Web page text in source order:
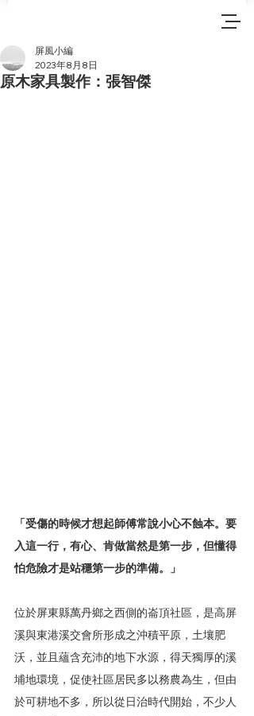
原木家具製作：張智傑
屏風小編
2023年8月8日
「受傷的時候才想起師傅常說小心不蝕本。要
入這一行，有心、肯做當然是第一步，但懂得
怕危險才是站穩第一步的準備。」
位於屏東縣萬丹鄉之西側的崙頂社區，是高屏
溪與東港溪交會所形成之沖積平原，土壤肥
沃，並且蘊含充沛的地下水源，得天獨厚的溪
埔地環境，促使社區居民多以務農為生，但由
於可耕地不多，所以從日治時代開始，不少人